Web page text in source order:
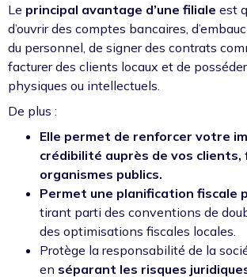
Le principal avantage d’une filiale est
d’ouvrir des comptes bancaires,
du personnel, de signer des contrats
facturer des clients locaux et de
physiques ou intellectuels.
De plus :
Elle permet de renforcer votre
crédibilité auprès de vos
organismes publics.
Permet une planification fiscale
tirant parti des conventions de
des optimisations fiscales locales.
Protège la responsabilité de la
en séparant les risques